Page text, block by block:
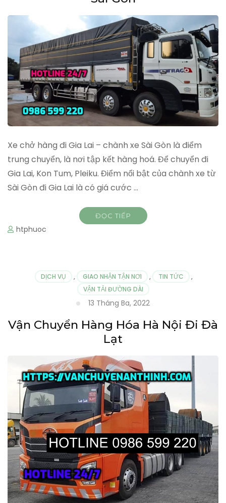
Xe chở hàng đi Gia Lai – chành xe Sài Gòn là điểm
trung chuyển, là nơi tập kết hàng hoá. Để chuyển đi
Gia Lai, Kon Tum, Pleiku. Điểm nổi bật của chành xe từ
Sài Gòn đi Gia Lai là có giá cước …
ĐỌC TIẾP
htphuoc
DỊCH VỤ , GIAO NHẬN TẬN NƠI , TIN TỨC
,
VẬN TẢI ĐƯỜNG DÀI
13 Tháng Ba, 2022
Vận Chuyển Hàng Hóa Hà Nội Đi Đà
Lạt